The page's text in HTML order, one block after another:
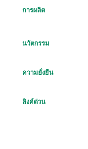
การผลิต
นวัตกรรม
ความยั่งยืน
ลิงค์ด่วน